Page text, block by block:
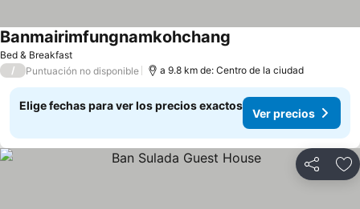
Bed & Breakfast
Banmairimfungnamkohchang
/ Puntuación no disponible a 9.8 km de: Centro de la ciudad
Elige fechas para ver los precios exactos
Ver precios
Compartir